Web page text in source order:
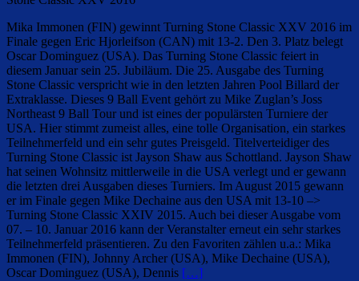
Mika Immonen (FIN) gewinnt Turning Stone Classic XXV 2016 im
Finale gegen Eric Hjorleifson (CAN) mit 13-2. Den 3. Platz belegt
Oscar Dominguez (USA). Das Turning Stone Classic feiert in
diesem Januar sein 25. Jubiläum. Die 25. Ausgabe des Turning
Stone Classic verspricht wie in den letzten Jahren Pool Billard der
Extraklasse. Dieses 9 Ball Event gehört zu Mike Zuglan’s Joss
Northeast 9 Ball Tour und ist eines der populärsten Turniere der
USA. Hier stimmt zumeist alles, eine tolle Organisation, ein starkes
Teilnehmerfeld und ein sehr gutes Preisgeld. Titelverteidiger des
Turning Stone Classic ist Jayson Shaw aus Schottland. Jayson Shaw
hat seinen Wohnsitz mittlerweile in die USA verlegt und er gewann
die letzten drei Ausgaben dieses Turniers. Im August 2015 gewann
er im Finale gegen Mike Dechaine aus den USA mit 13-10 –>
Turning Stone Classic XXIV 2015. Auch bei dieser Ausgabe vom
07. – 10. Januar 2016 kann der Veranstalter erneut ein sehr starkes
Teilnehmerfeld präsentieren. Zu den Favoriten zählen u.a.: Mika
Immonen (FIN), Johnny Archer (USA), Mike Dechaine (USA),
Oscar Dominguez (USA), Dennis […]